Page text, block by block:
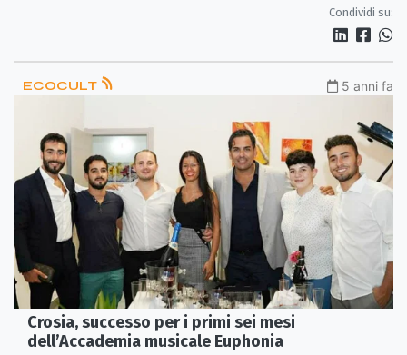
Condividi su:
ECOCULT 5 anni fa
Crosia, successo per i primi sei mesi
dell’Accademia musicale Euphonia